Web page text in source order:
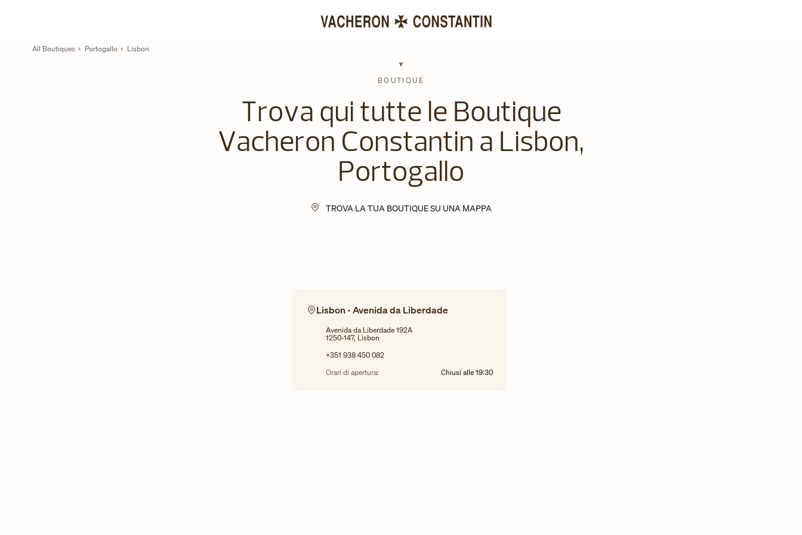
Return to Nav
All Boutiques Portogallo Lisbon
BOUTIQUE
Trova qui tutte le Boutique
Vacheron Constantin a Lisbon,
Portogallo
TROVA LA TUA BOUTIQUE SU UNA MAPPA
Lisbon - Avenida da Liberdade
Avenida da Liberdade 192A
1250-147, Lisbon
+351 938 450 082
Orari di apertura:
Chiusi alle19:30